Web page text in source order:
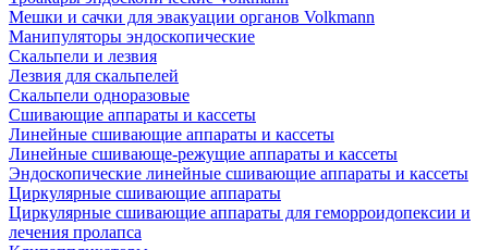
Мешки и сачки для эвакуации органов Volkmann
Манипуляторы эндоскопические
Скальпели и лезвия
Лезвия для скальпелей
Скальпели одноразовые
Сшивающие аппараты и кассеты
Линейные сшивающие аппараты и кассеты
Линейные сшивающе-режущие аппараты и кассеты
Эндоскопические линейные сшивающие аппараты и кассеты
Циркулярные сшивающие аппараты
Циркулярные сшивающие аппараты для геморроидопексии и
лечения пролапса